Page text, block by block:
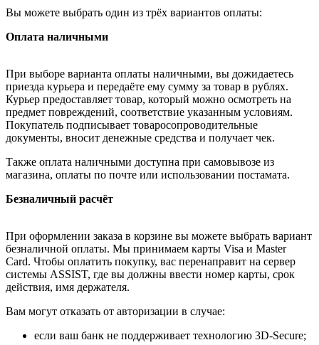
Вы можете выбрать один из трёх вариантов оплаты:
Оплата наличными
При выборе варианта оплаты наличными, вы дожидаетесь
приезда курьера и передаёте ему сумму за товар в рублях.
Курьер предоставляет товар, который можно осмотреть на
предмет повреждений, соответствие указанным условиям.
Покупатель подписывает товаросопроводительные
документы, вносит денежные средства и получает чек.
Также оплата наличными доступна при самовывозе из
магазина, оплаты по почте или использовании постамата.
Безналичный расчёт
При оформлении заказа в корзине вы можете выбрать вариант
безналичной оплаты. Мы принимаем карты Visa и Master
Card. Чтобы оплатить покупку, вас перенаправит на сервер
системы ASSIST, где вы должны ввести номер карты, срок
действия, имя держателя.
Вам могут отказать от авторизации в случае:
если ваш банк не поддерживает технологию 3D-Secure;